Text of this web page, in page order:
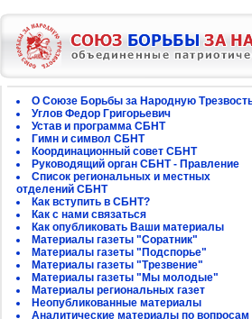
О Союзе Борьбы за Народную
Углов Федор Григорьевич
Устав и программа СБНТ
Гимн и символ СБНТ
Координационный совет СБНТ
Руководящий орган СБНТ - Правление
Список региональных и местных
отделений СБНТ
Как вступить в СБНТ?
Как с нами связаться
Как опубликовать Ваши материалы
Материалы газеты "Соратник"
Материалы газеты "Подспорье"
Материалы газеты "Трезвение"
Материалы газеты "Мы молодые"
Материалы региональных газет
Неопубликованные материалы
Аналитические материалы по вопросам